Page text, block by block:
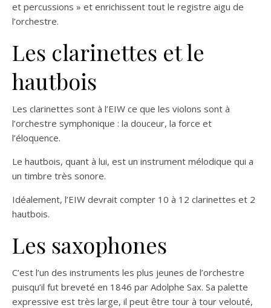
et percussions » et enrichissent tout le registre aigu de
l’orchestre.
Les clarinettes et le
hautbois
Les clarinettes sont à l’EIW ce que les violons sont à
l’orchestre symphonique : la douceur, la force et
l’éloquence.
Le hautbois, quant à lui, est un instrument mélodique qui a
un timbre très sonore.
Idéalement, l’EIW devrait compter 10 à 12 clarinettes et 2
hautbois.
Les saxophones
C’est l’un des instruments les plus jeunes de l’orchestre
puisqu’il fut breveté en 1846 par Adolphe Sax. Sa palette
expressive est très large, il peut être tour à tour velouté,